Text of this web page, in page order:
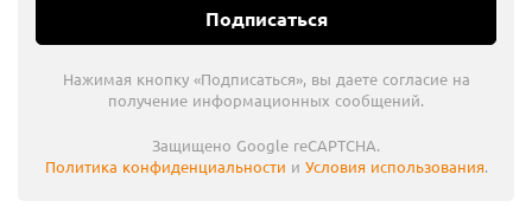
Подписаться
Нажимая кнопку «Подписаться», вы даете согласие на
получение информационных сообщений.
Защищено Google reCAPTCHA.
Политика конфиденциальности и Условия использования.